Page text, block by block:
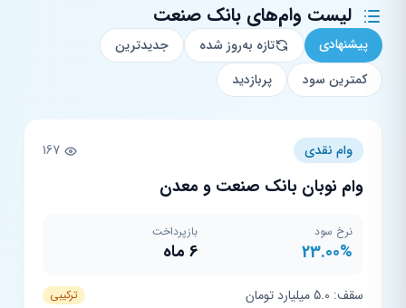
لیست وام‌های بانک صنعت
پیشنهادی تازه به‌روز شده
جدیدترین
کمترین سود
پربازدید
وام نقدی
وام نوبان بانک صنعت و معدن
نرخ سود
23.00%
بازپرداخت
6 ماه
سقف: 5.0 میلیارد تومان ترکیبی